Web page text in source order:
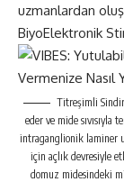
uzmanlardan
BiyoElektronik
Titreşimli
eder ve mide
intraganglionik laminer
için açlık devresiyle
domuz midesindeki